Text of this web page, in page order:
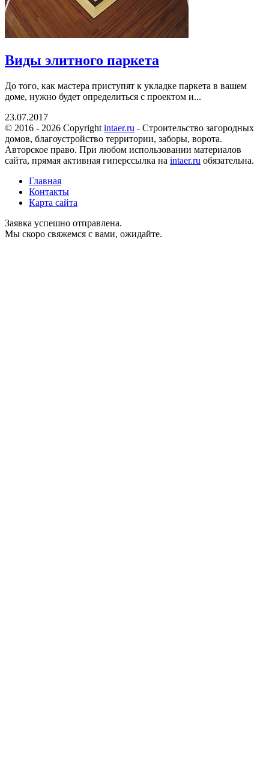
Виды элитного паркета
До того, как мастера приступят к укладке паркета в вашем
доме, нужно будет определиться с проектом и...
23.07.2017
© 2016 - 2026 Copyright intaer.ru - Cтроительство загородных
домов, благоустройство территории, заборы, ворота.
Авторское право. При любом использовании материалов
сайта, прямая активная гиперссылка на intaer.ru обязательна.
Главная
Контакты
Карта сайта
Заявка успешно отправлена.
Мы скоро свяжемся с вами, ожидайте.